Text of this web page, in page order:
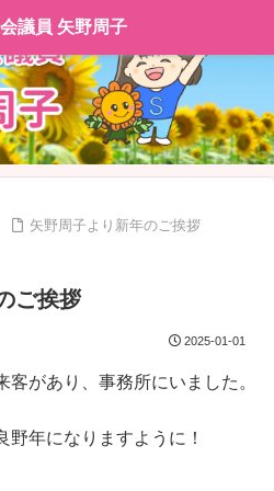
矢野周子より新年のご挨拶
ご挨拶
2025-01-01
があり、事務所にいました。
野年になりますように！
議員 矢野周子